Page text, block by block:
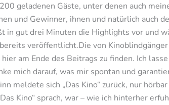
geladenen Gäste, unter denen auch
und Gewinner, ihnen und natürlich auch
in gut drei Minuten die Highlights vor und
veröffentlicht.Die von
am Ende des Beitrags zu finden. Ich
mich darauf, was mir spontan und
meldete sich „Das Kino“ zurück, nur
Kino“ sprach, war – wie ich hinterher